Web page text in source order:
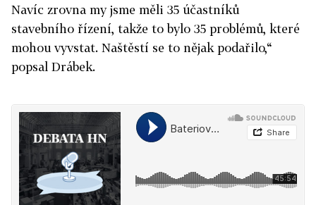
Navíc zrovna my jsme měli 35 účastníků
stavebního řízení, takže to bylo 35 problémů, které
mohou vyvstat. Naštěstí se to nějak podařilo,“
popsal Drábek.